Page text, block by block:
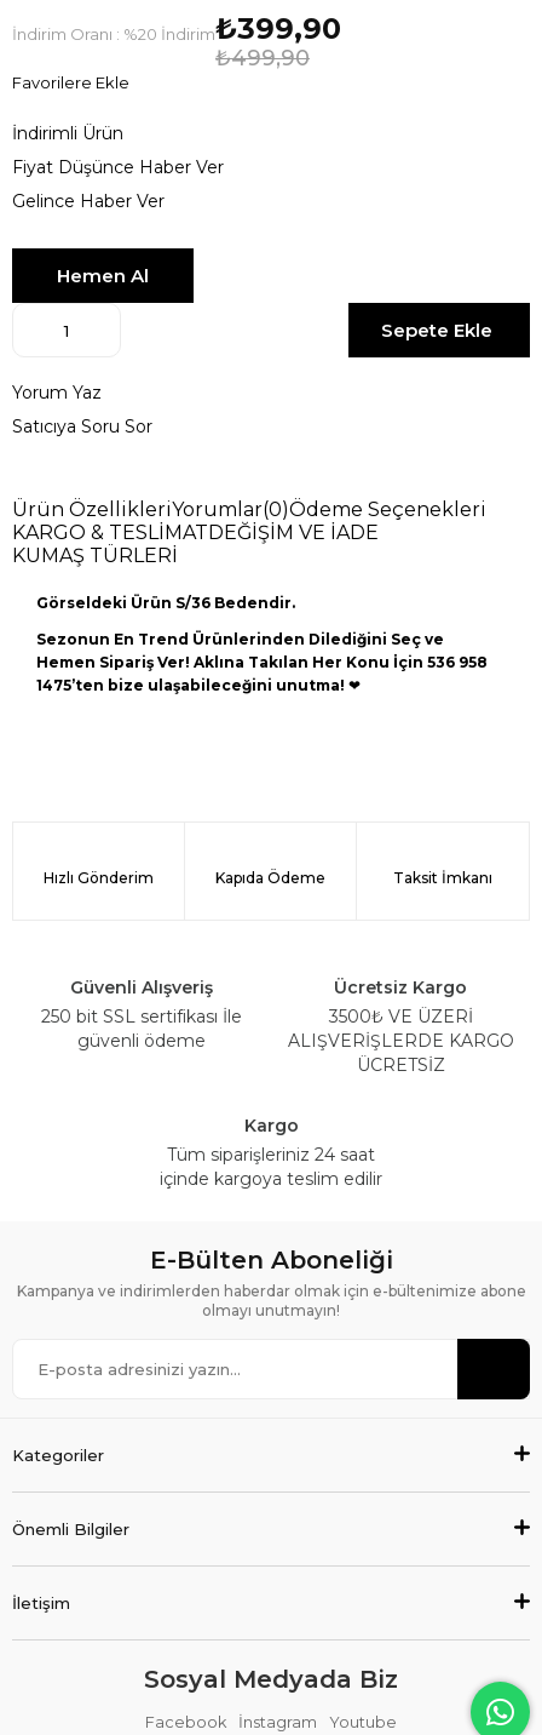
İndirim Oranı : %20 İndirim
₺499,90
₺399,90
Favorilere Ekle
İndirimli Ürün
Fiyat Düşünce Haber Ver
Gelince Haber Ver
Yorum Yaz
Satıcıya Soru Sor
Ürün ÖzellikleriYorumlar(0)Ödeme Seçenekleri
KARGO & TESLİMATDEĞİŞİM VE İADE
KUMAŞ TÜRLERİ
Görseldeki Ürün S/36 Bedendir.
Sezonun En Trend Ürünlerinden Dilediğini Seç ve
Hemen Sipariş Ver! Aklına Takılan Her Konu İçin 536 958
1475’ten bize ulaşabileceğini unutma! ❤
Hızlı Gönderim Kapıda Ödeme Taksit İmkanı
Güvenli Alışveriş
250 bit SSL sertifikası İle
güvenli ödeme
Ücretsiz Kargo
3500₺ VE ÜZERİ
ALIŞVERİŞLERDE KARGO
ÜCRETSİZ
Kargo
Tüm siparişleriniz 24 saat
içinde kargoya teslim edilir
E-Bülten Aboneliği
Kampanya ve indirimlerden haberdar olmak için e-bültenimize abone
olmayı unutmayın!
Kategoriler
Önemli Bilgiler
İletişim
Sosyal Medyada Biz
Facebook İnstagram Youtube